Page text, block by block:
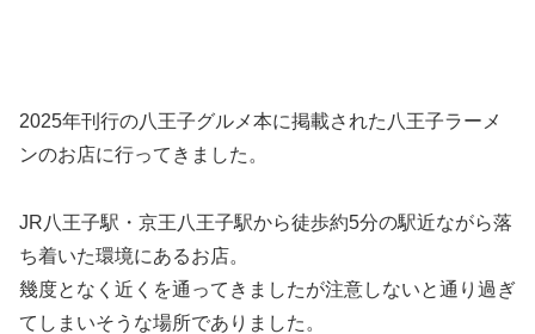
2025年刊行の八王子グルメ本に掲載された八王子ラーメ
ンのお店に行ってきました。
JR八王子駅・京王八王子駅から徒歩約5分の駅近ながら落
ち着いた環境にあるお店。
幾度となく近くを通ってきましたが注意しないと通り過ぎ
てしまいそうな場所でありました。